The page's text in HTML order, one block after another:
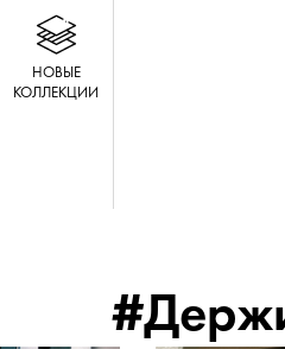
НОВЫЕ
КОЛЛЕКЦИИ